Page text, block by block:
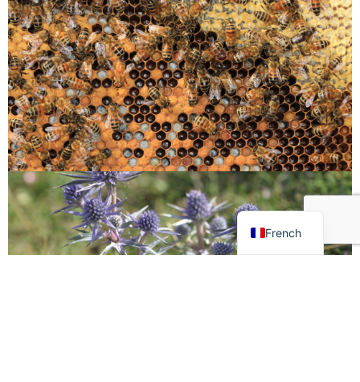
French
English